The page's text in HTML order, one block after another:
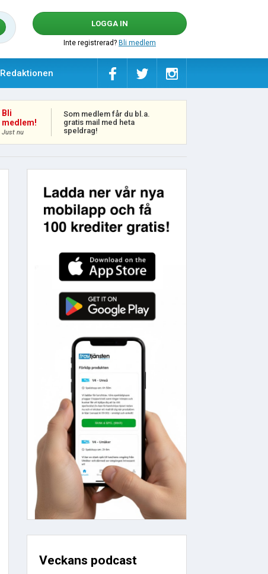
LOGGA IN
Inte registrerad? Bli medlem
Redaktionen
Bli
medlem!
Just nu
Som medlem får du bl.a.
gratis mail med heta
speldrag!
Veckans podcast